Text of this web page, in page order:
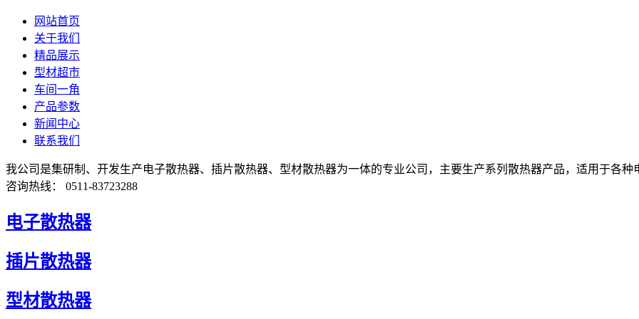
网站首页
关于我们
精品展示
型材超市
车间一角
产品参数
新闻中心
联系我们
我公司是集研制、开发生产电子散热器、插片散热器、型材散热器为一体的专业公司，主要生产系列散热器产品，适用于各种
咨询热线： 0511-83723288
电子散热器
插片散热器
型材散热器